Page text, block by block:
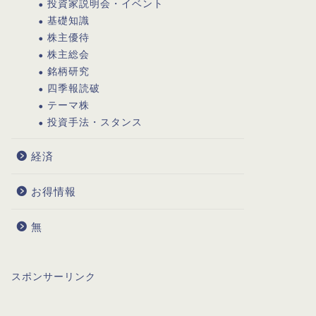
投資家説明会・イベント
基礎知識
株主優待
株主総会
銘柄研究
四季報読破
テーマ株
投資手法・スタンス
経済
お得情報
無
スポンサーリンク